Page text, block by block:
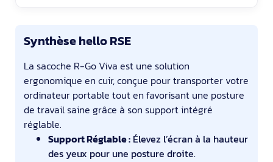
Synthèse hello RSE
La sacoche R-Go Viva est une solution
ergonomique en cuir, conçue pour transporter votre
ordinateur portable tout en favorisant une posture
de travail saine grâce à son support intégré
réglable.
Support Réglable : Élevez l’écran à la hauteur
des yeux pour une posture droite.